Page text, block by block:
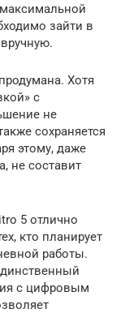
зайти в
Хотя
с
не
сохраняется
этому, даже
не составит
5 отлично
кто планирует
работы.
с цифровым